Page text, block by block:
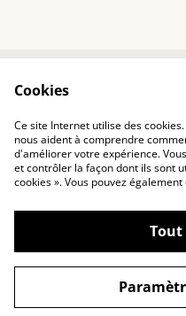
Politique de
confidentialité
©2026Arden Lueurs
Cookies
Ce site Internet utilise des
nous aident à comprendre
d'améliorer votre expérience.
et contrôler la façon dont ils sont
cookies ». Vous pouvez
Tout